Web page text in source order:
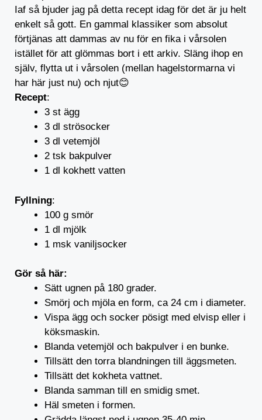
Iaf så bjuder jag på detta recept idag för det är ju helt
enkelt så gott. En gammal klassiker som absolut
förtjänas att dammas av nu för en fika i vårsolen
istället för att glömmas bort i ett arkiv. Släng ihop en
själv, flytta ut i vårsolen (mellan hagelstormarna vi
har här just nu) och njut😊
Recept:
3 st ägg
3 dl strösocker
3 dl vetemjöl
2 tsk bakpulver
1 dl kokhett vatten
Fyllning:
100 g smör
1 dl mjölk
1 msk vaniljsocker
Gör så här:
Sätt ugnen på 180 grader.
Smörj och mjöla en form, ca 24 cm i diameter.
Vispa ägg och socker pösigt med elvisp eller i
köksmaskin.
Blanda vetemjöl och bakpulver i en bunke.
Tillsätt den torra blandningen till äggsmeten.
Tillsätt det kokheta vattnet.
Blanda samman till en smidig smet.
Häl smeten i formen.